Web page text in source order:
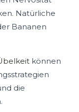
Natürliche
Bananen
können
die